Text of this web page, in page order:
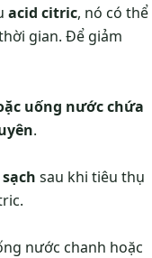
acid citric, nó có thể
gian. Để giảm
uống nước chứa
.
sau khi tiêu thụ
nước chanh hoặc